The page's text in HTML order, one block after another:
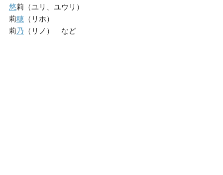
悠莉（ユリ、ユウリ）
莉穂（リホ）
莉乃 （リノ） など